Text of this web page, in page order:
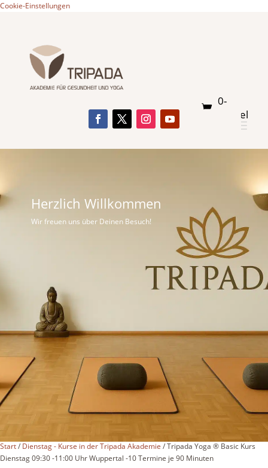
Cookie-Einstellungen
0-
Artikel
Herzlich Willkommen
Wir freuen uns über Deinen Besuch!
Start/ Dienstag - Kurse in der Tripada Akademie / Tripada Yoga ® Basic Kurs
Dienstag 09:30 -11:00 Uhr Wuppertal -10 Termine je 90 Minuten